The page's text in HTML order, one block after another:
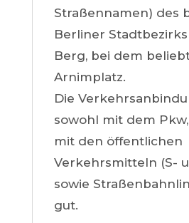
Straßennamen) des
Berliner
Berg, bei dem
Arnimplatz.
Die
sowohl mit dem
mit den öffentlichen
Verkehrsmitteln (S-
sowie
gut.